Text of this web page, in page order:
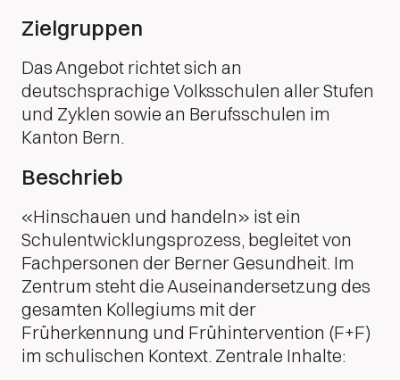
Zielgruppen
Das Angebot richtet sich an
deutschsprachige Volksschulen aller Stufen
und Zyklen sowie an Berufsschulen im
Kanton Bern.
Beschrieb
«Hinschauen und handeln» ist ein
Schulentwicklungsprozess, begleitet von
Fachpersonen der Berner Gesundheit. Im
Zentrum steht die Auseinandersetzung des
gesamten Kollegiums mit der
Früherkennung und Frühintervention (F+F)
im schulischen Kontext. Zentrale Inhalte: